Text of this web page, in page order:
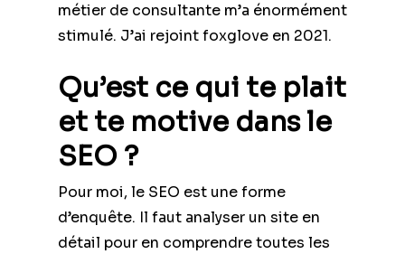
métier de consultante m’a énormément
stimulé. J’ai rejoint foxglove en 2021.
Qu’est ce qui te plait
et te motive dans le
SEO ?
Pour moi, le SEO est une forme
d’enquête. Il faut analyser un site en
détail pour en comprendre toutes les